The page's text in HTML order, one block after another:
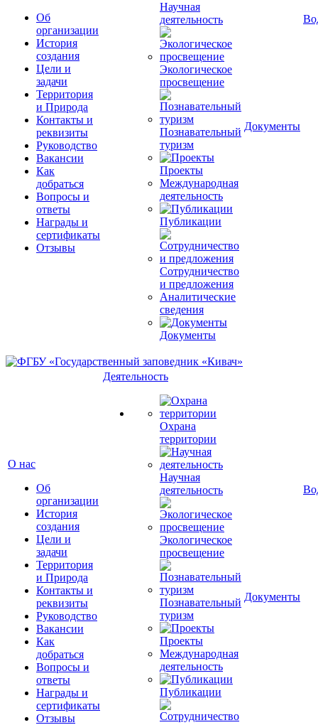
Об
организации
История
создания
Цели и
задачи
Территория
и Природа
Контакты и
реквизиты
Руководство
Вакансии
Как
добраться
Вопросы и
ответы
Награды и
сертификаты
Отзывы
Научная
деятельность
Экологическое
просвещение
Познавательный
туризм
Проекты
Международная
деятельность
Публикации
Сотрудничество
и предложения
Аналитические
сведения
Документы
Документы
О нас
Об
организации
История
создания
Цели и
задачи
Территория
и Природа
Контакты и
реквизиты
Руководство
Вакансии
Как
добраться
Вопросы и
ответы
Награды и
сертификаты
Отзывы
Деятельность
Охрана
территории
Научная
деятельность
Экологическое
просвещение
Познавательный
туризм
Проекты
Международная
деятельность
Публикации
Документы